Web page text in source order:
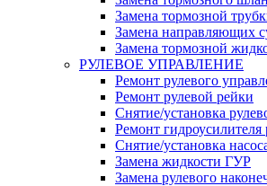
Замена тормозной
Замена направляющих
Замена тормозной
РУЛЕВОЕ УПРАВЛЕНИЕ
Ремонт рулевого
Ремонт рулевой рейки
Снятие/установка
Ремонт гидроусилителя
Снятие/установка
Замена жидкости ГУР
Замена рулевого